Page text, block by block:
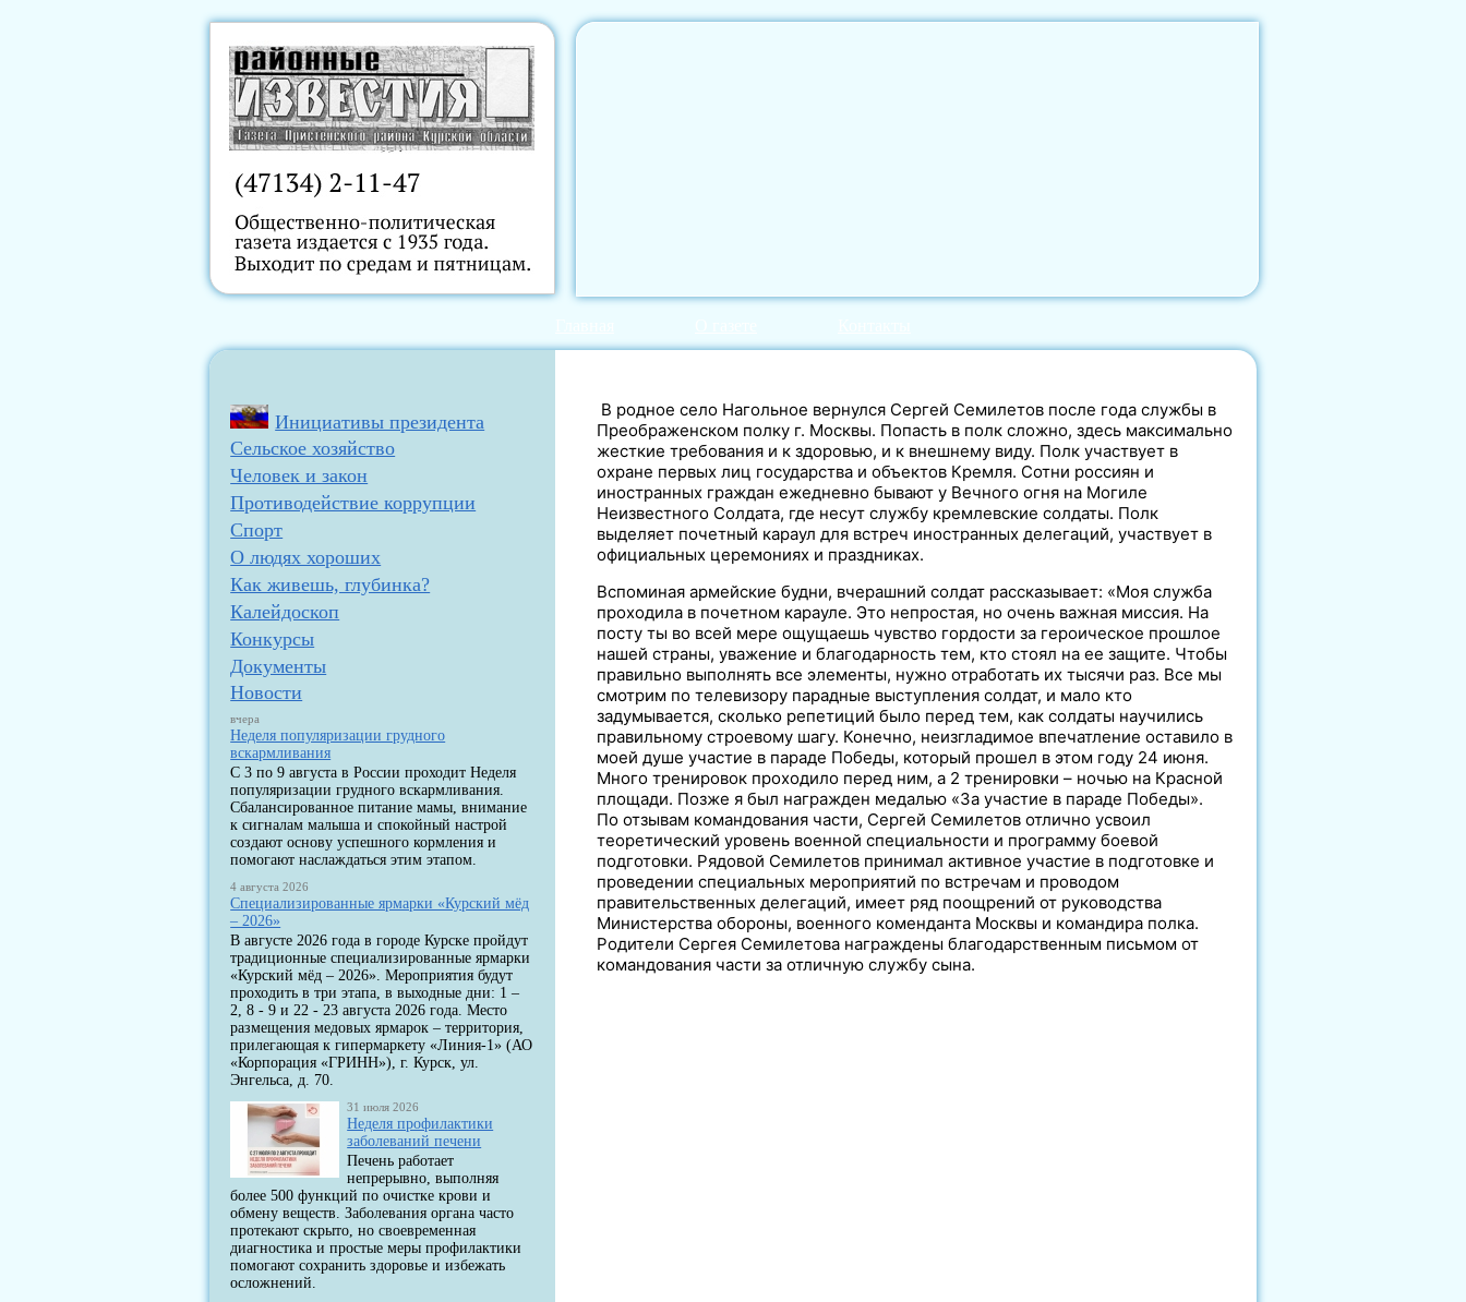
Инициативы президента
Сельское хозяйство
Человек и закон
Противодействие коррупции
Спорт
О людях хороших
Как живешь, глубинка?
Калейдоскоп
Конкурсы
Документы
Новости
вчера
Неделя популяризации грудного
вскармливания
С 3 по 9 августа в России проходит Неделя
популяризации грудного вскармливания.
Сбалансированное питание мамы, внимание
к сигналам малыша и спокойный настрой
создают основу успешного кормления и
помогают наслаждаться этим этапом.
4 августа 2026
Специализированные ярмарки «Курский мёд
– 2026»
В августе 2026 года в городе Курске пройдут
традиционные специализированные ярмарки
«Курский мёд – 2026». Мероприятия будут
проходить в три этапа, в выходные дни: 1 –
2, 8 - 9 и 22 - 23 августа 2026 года. Место
размещения медовых ярмарок – территория,
прилегающая к гипермаркету «Линия-1» (АО
«Корпорация «ГРИНН»), г. Курск, ул.
Энгельса, д. 70.
31 июля 2026
Неделя профилактики
заболеваний печени
Печень работает
непрерывно, выполняя
более 500 функций по очистке крови и
обмену веществ. Заболевания органа часто
протекают скрыто, но своевременная
диагностика и простые меры профилактики
помогают сохранить здоровье и избежать
осложнений.
В родное село Нагольное вернулся Сергей Семилетов после года службы в
Преображенском полку г. Москвы. Попасть в полк сложно, здесь максимально
жесткие требования и к здоровью, и к внешнему виду. Полк участвует в
охране первых лиц государства и объектов Кремля. Сотни россиян и
иностранных граждан ежедневно бывают у Вечного огня на Могиле
Неизвестного Солдата, где несут службу кремлевские солдаты. Полк
выделяет почетный караул для встреч иностранных делегаций, участвует в
официальных церемониях и праздниках.
Вспоминая армейские будни, вчерашний солдат рассказывает: «Моя служба
проходила в почетном карауле. Это непростая, но очень важная миссия. На
посту ты во всей мере ощущаешь чувство гордости за героическое прошлое
нашей страны, уважение и благодарность тем, кто стоял на ее защите. Чтобы
правильно выполнять все элементы, нужно отработать их тысячи раз. Все мы
смотрим по телевизору парадные выступления солдат, и мало кто
задумывается, сколько репетиций было перед тем, как солдаты научились
правильному строевому шагу. Конечно, неизгладимое впечатление оставило в
моей душе участие в параде Победы, который прошел в этом году 24 июня.
Много тренировок проходило перед ним, а 2 тренировки – ночью на Красной
площади. Позже я был награжден медалью «За участие в параде Победы».
По отзывам командования части, Сергей Семилетов отлично усвоил
теоретический уровень военной специальности и программу боевой
подготовки. Рядовой Семилетов принимал активное участие в подготовке и
проведении специальных мероприятий по встречам и проводом
правительственных делегаций, имеет ряд поощрений от руководства
Министерства обороны, военного коменданта Москвы и командира полка.
Родители Сергея Семилетова награждены благодарственным письмом от
командования части за отличную службу сына.